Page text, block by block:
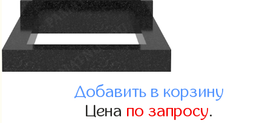
Добавить в корзину
Цена по запросу.